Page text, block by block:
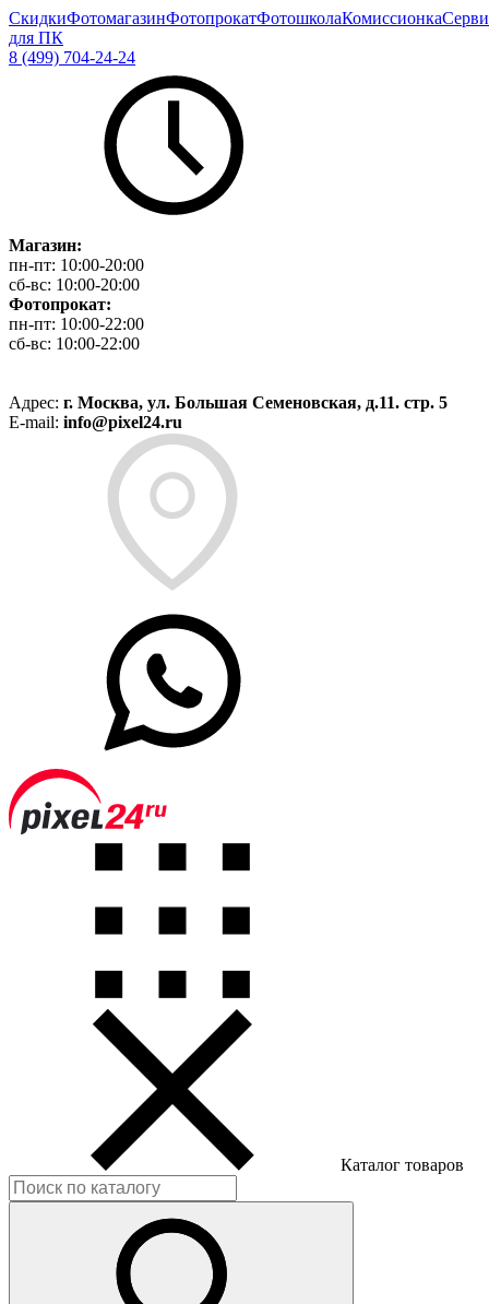
СкидкиФотомагазинФотопрокатФотошколаКомиссионка
для ПК
8 (499) 704-24-24
Магазин:
пн-пт: 10:00-20:00
сб-вс: 10:00-20:00
Фотопрокат:
пн-пт: 10:00-22:00
сб-вс: 10:00-22:00
Адрес: г. Москва, ул. Большая Семеновская, д.11. стр. 5
E-mail: info@pixel24.ru
Каталог товаров